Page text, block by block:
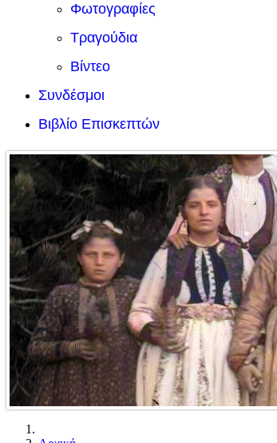
Φωτογραφίες
Τραγούδια
Βίντεο
Συνδέσμοι
Βιβλίο Επισκεπτών